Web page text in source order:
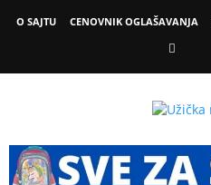
O SAJTU CENOVNIK OGLAŠAVANJA